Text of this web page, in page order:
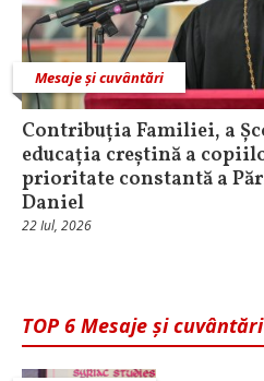
Mesaje și cuvântări
Contribuția Familiei, a
educația creștină a
prioritate constantă a
Daniel
22 Iul, 2026
TOP 6 Mesaje și cuvântări